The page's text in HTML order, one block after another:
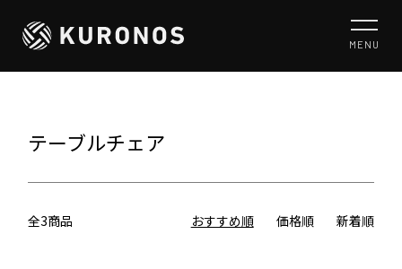
MENU
テーブルチェア
全3商品 おすすめ順 価格順 新着順